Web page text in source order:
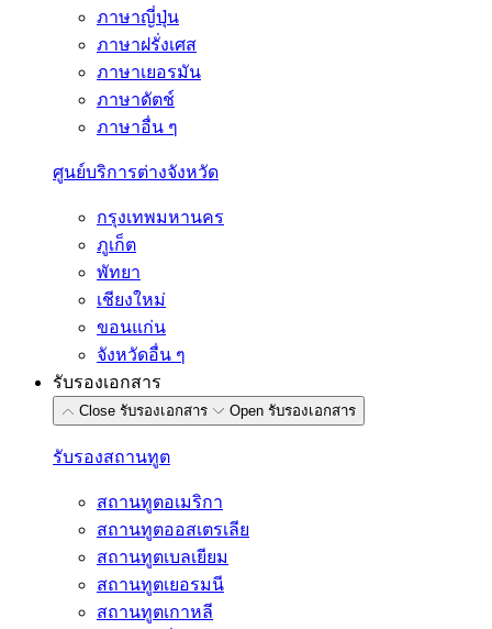
ภาษาญี่ปุ่น
ภาษาฝรั่งเศส
ภาษาเยอรมัน
ภาษาดัตช์
ภาษาอื่น ๆ
ศูนย์บริการต่างจังหวัด
กรุงเทพมหานคร
ภูเก็ต
พัทยา
เชียงใหม่
ขอนแก่น
จังหวัดอื่น ๆ
รับรองเอกสาร
Close รับรองเอกสาร Open รับรองเอกสาร
รับรองสถานทูต
สถานทูตอเมริกา
สถานทูตออสเตรเลีย
สถานทูตเบลเยียม
สถานทูตเยอรมนี
สถานทูตเกาหลี